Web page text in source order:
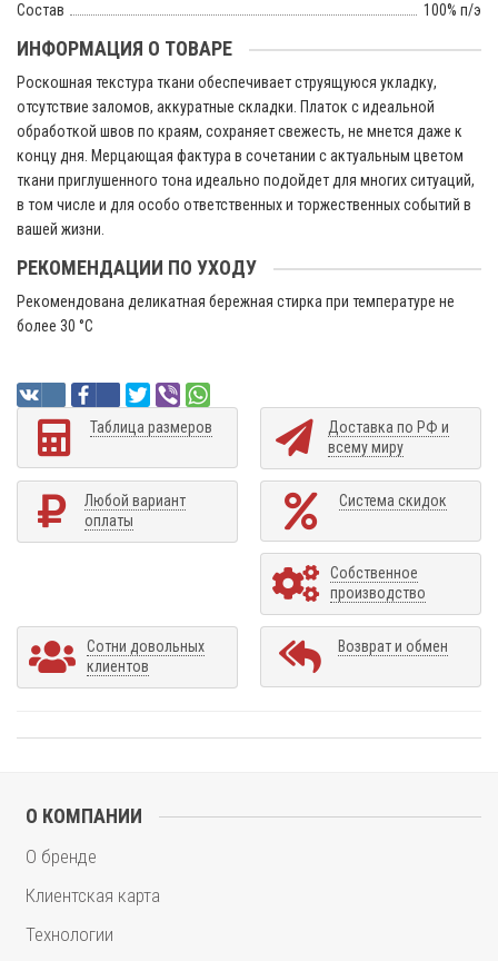
Состав
100% п/э
ИНФОРМАЦИЯ О ТОВАРЕ
Роскошная текстура ткани обеспечивает струящуюся укладку,
отсутствие заломов, аккуратные складки. Платок с идеальной
обработкой швов по краям, сохраняет свежесть, не мнется даже к
концу дня. Мерцающая фактура в сочетании с актуальным цветом
ткани приглушенного тона идеально подойдет для многих ситуаций,
в том числе и для особо ответственных и торжественных событий в
вашей жизни.
РЕКОМЕНДАЦИИ ПО УХОДУ
Рекомендована деликатная бережная стирка при температуре не
более 30 °C
Таблица размеров
Доставка по РФ и
всему миру
Любой вариант
оплаты
Система скидок
Собственное
производство
Сотни довольных
клиентов
Возврат и обмен
О КОМПАНИИ
О бренде
Клиентская карта
Технологии